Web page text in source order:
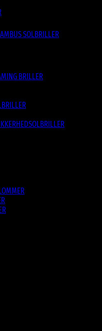
SOLBRILLER
BRILLER